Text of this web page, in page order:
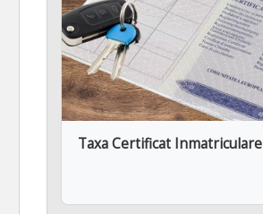
Taxa Certificat Inmatriculare